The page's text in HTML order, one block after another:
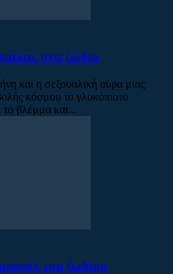
στα ζώδια
και η σεξουαλική αύρα μιας
κόσμου το γλυκόπιοτο
το βλέμμα και...
του ζωδίου